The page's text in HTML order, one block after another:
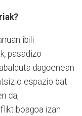
ibili
pasadizo
dagoenean
espazio bat
da,
izan